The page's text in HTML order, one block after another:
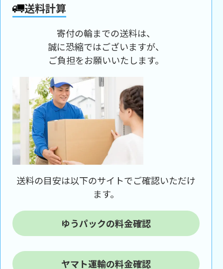
送料計算
寄付の輪までの送料は、
誠に恐縮ではございますが、
ご負担をお願いいたします。
送料の目安は以下のサイトでご確認いただけ
ます。
ゆうパックの料金確認
ヤマト運輸の料金確認